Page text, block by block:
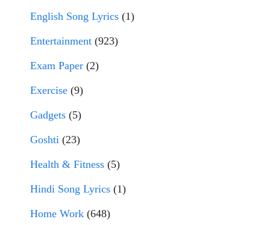
English Song Lyrics (1)
Entertainment (923)
Exam Paper (2)
Exercise (9)
Gadgets (5)
Goshti (23)
Health & Fitness (5)
Hindi Song Lyrics (1)
Home Work (648)